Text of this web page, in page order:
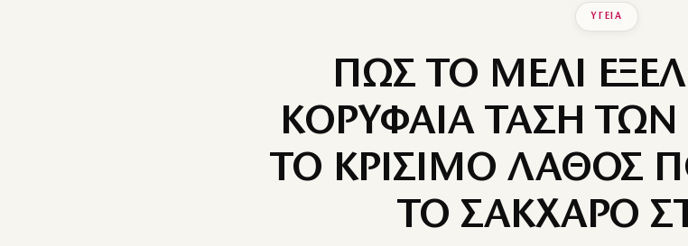
ΥΓΕΙΑ
ΠΩΣ ΤΟ ΜΕΛΙ
ΚΟΡΥΦΑΙΑ ΤΑΣΗ
ΤΟ ΚΡΙΣΙΜΟ ΛΑΘΟΣ
ΤΟ ΣΑΚΧΑΡΟ